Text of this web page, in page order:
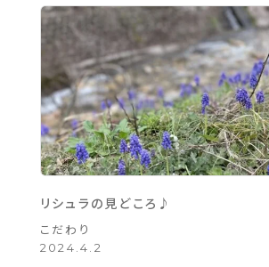
リシュラの見どころ♪
こだわり
2024.4.2